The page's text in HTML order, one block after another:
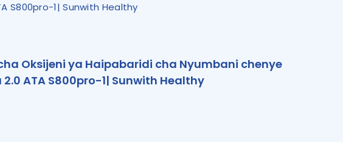
S800pro-1| Sunwith Healthy
Oksijeni ya Haipabaridi cha Nyumbani chenye
ATA S800pro-1| Sunwith Healthy